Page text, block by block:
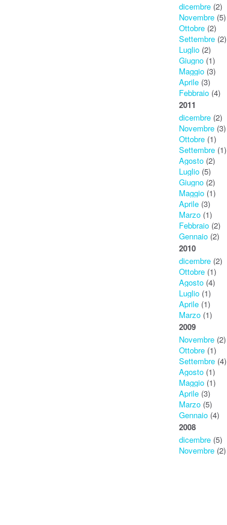
dicembre (2)
Novembre (5)
Ottobre (2)
Settembre (2)
Luglio (2)
Giugno (1)
Maggio (3)
Aprile (3)
Febbraio (4)
2011
dicembre (2)
Novembre (3)
Ottobre (1)
Settembre (1)
Agosto (2)
Luglio (5)
Giugno (2)
Maggio (1)
Aprile (3)
Marzo (1)
Febbraio (2)
Gennaio (2)
2010
dicembre (2)
Ottobre (1)
Agosto (4)
Luglio (1)
Aprile (1)
Marzo (1)
2009
Novembre (2)
Ottobre (1)
Settembre (4)
Agosto (1)
Maggio (1)
Aprile (3)
Marzo (5)
Gennaio (4)
2008
dicembre (5)
Novembre (2)